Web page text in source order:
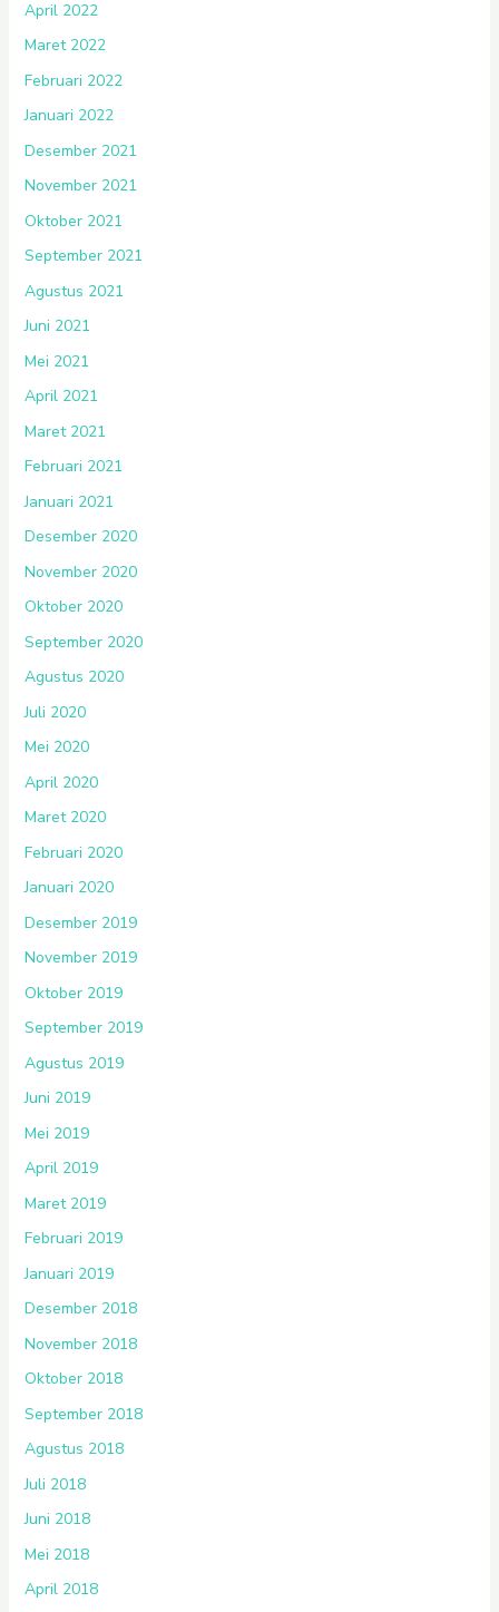
April 2022
Maret 2022
Februari 2022
Januari 2022
Desember 2021
November 2021
Oktober 2021
September 2021
Agustus 2021
Juni 2021
Mei 2021
April 2021
Maret 2021
Februari 2021
Januari 2021
Desember 2020
November 2020
Oktober 2020
September 2020
Agustus 2020
Juli 2020
Mei 2020
April 2020
Maret 2020
Februari 2020
Januari 2020
Desember 2019
November 2019
Oktober 2019
September 2019
Agustus 2019
Juni 2019
Mei 2019
April 2019
Maret 2019
Februari 2019
Januari 2019
Desember 2018
November 2018
Oktober 2018
September 2018
Agustus 2018
Juli 2018
Juni 2018
Mei 2018
April 2018